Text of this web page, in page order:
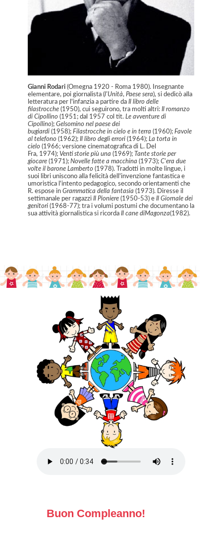
Gianni Rodari (Omegna 1920 - Roma 1980). Insegnante
elementare, poi giornalista (l'Unità, Paese sera), si dedicò alla
letteratura per l'infanzia a partire da Il libro delle
filastrocche (1950), cui seguirono, tra molti altri: Il romanzo
di Cipollino (1951; dal 1957 col tit. Le avventure di
Cipollino); Gelsomino nel paese dei
bugiardi (1958); Filastrocche in cielo e in terra (1960); Favole
al telefono (1962); Il libro degli errori (1964); La torta in
cielo (1966; versione cinematografica di L. Del
Fra, 1974); Venti storie più una (1969); Tante storie per
giocare (1971); Novelle fatte a macchina (1973); C'era due
volte il barone Lamberto (1978). Tradotti in molte lingue, i
suoi libri uniscono alla felicità dell'invenzione fantastica e
umoristica l'intento pedagogico, secondo orientamenti che
R. espose in Grammatica della fantasia (1973). Diresse il
settimanale per ragazzi Il Pioniere (1950-53) e Il Giornale dei
genitori (1968-77); tra i volumi postumi che documentano la
sua attività giornalistica si ricorda Il cane diMagonza(1982).
Buon Compleanno!